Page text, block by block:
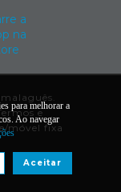
e
móvel fixa
para melhorar a
Ao navegar
Aceitar